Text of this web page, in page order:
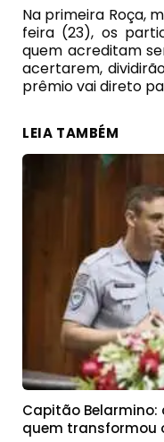
Na primeira Roça,
feira (23), os
quem acreditam
acertarem,
prêmio vai direto
LEIA TAMBÉM
Capitão
quem transformou